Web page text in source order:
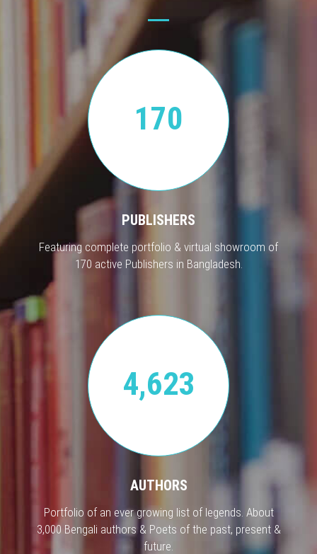
170
PUBLISHERS
Featuring complete portfolio & virtual showroom of
170 active Publishers in Bangladesh.
4,623
AUTHORS
Portfolio of an ever growing list of legends. About
3,000 Bengali authors & Poets of the past, present &
future.